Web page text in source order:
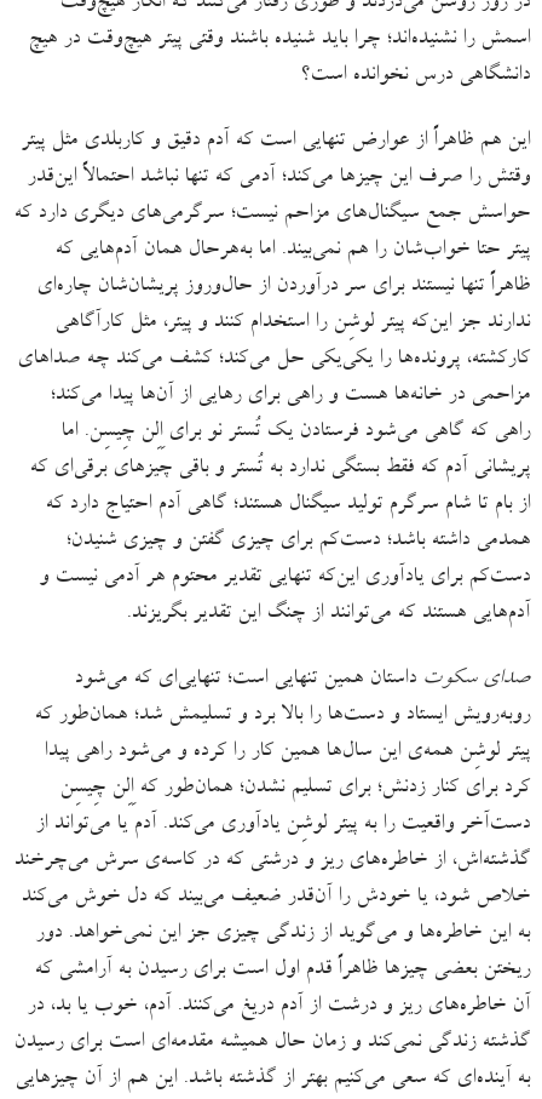
اسمش را نشنیده‌اند؛ چرا باید شنیده باشند وقتی پیتر هیچ‌وقت در هیچ
دانشگاهی درس نخوانده است؟
این هم ظاهراً از عوارض تنهایی است که آدم دقیق و کاربلدی مثل پیتر
وقتش را صرف این چیزها می‌کند؛ آدمی که تنها نباشد احتمالاً این‌قدر
حواسش جمع سیگنال‌های مزاحم نیست؛ سرگرمی‌های دیگری دارد که
پیتر حتا خواب‌شان را هم نمی‌بیند. اما به‌هرحال همان آدم‌هایی که
ظاهراً تنها نیستند برای سر درآوردن از حال‌وروز پریشان‌شان چاره‌ای
ندارند جز این‌که پیتر لوشِن را استخدام کنند و پیتر، مثل کارآگاهی
کارکشته، پرونده‌ها را یکی‌یکی حل می‌کند؛ کشف می‌کند چه صداهای
مزاحمی در خانه‌ها هست و راهی برای رهایی از آن‌ها پیدا می‌کند؛
راهی که گاهی می‌شود فرستادن یک تُستر نو برای اِلِن چِیسِن. اما
پریشانی آدم که فقط بستگی ندارد به تُستر و باقی چیزهای برقی‌ای که
از بام تا شام سرگرم تولید سیگنال هستند؛ گاهی آدم احتیاج دارد که
همدمی داشته باشد؛ دست‌کم برای چیزی گفتن و چیزی شنیدن؛
دست‌کم برای یادآوری این‌که تنهایی تقدیر محتوم هر آدمی نیست و
آدم‌هایی هستند که می‌توانند از چنگ این تقدیر بگریزند.
صدای سکوت داستان همین تنهایی است؛ تنهایی‌ای که می‌شود
روبه‌رویش ایستاد و دست‌ها را بالا برد و تسلیمش شد؛ همان‌طور که
پیتر لوشِن همه‌ی این سال‌ها همین کار را کرده و می‌شود راهی پیدا
کرد برای کنار زدنش؛ برای تسلیم نشدن؛ همان‌طور که اِلِن چِیسِن
دست‌آخر واقعیت را به پیتر لوشِن یادآوری می‌کند. آدم یا می‌تواند از
گذشته‌اش، از خاطره‌های ریز و درشتی که در کاسه‌ی سرش می‌چرخند
خلاص شود، یا خودش را آن‌قدر ضعیف می‌بیند که دل خوش می‌کند
به این خاطره‌ها و می‌گوید از زندگی چیزی جز این نمی‌خواهد. دور
ریختن بعضی چیزها ظاهراً قدم اول است برای رسیدن به آرامشی که
آن خاطره‌های ریز و درشت از آدم دریغ می‌کنند. آدم، خوب یا بد، در
گذشته زندگی نمی‌کند و زمان حال همیشه مقدمه‌ای است برای رسیدن
به آینده‌ای که سعی می‌کنیم بهتر از گذشته باشد. این هم از آن چیزهایی